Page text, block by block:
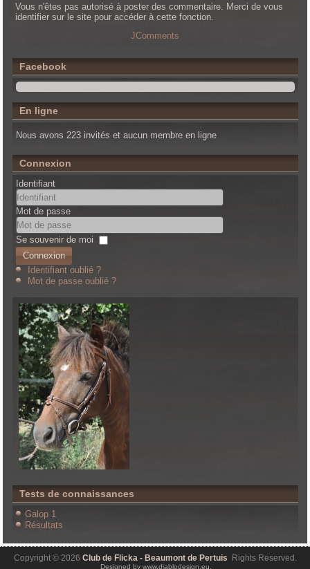
Vous n'êtes pas autorisé à poster des commentaire. Merci de vous
identifier sur le site pour accéder à cette fonction.
JComments
Facebook
En ligne
Nous avons 223 invités et aucun membre en ligne
Connexion
Identifiant
Mot de passe
Se souvenir de moi
Connexion
Identifiant oublié ?
Mot de passe oublié ?
Tests de connaissances
Galop 1
Résultats
Copyright © 2026 Club de Flicka - Beaumont de Pertuis Rights Reserved.
Designed by www.diablodesign.eu